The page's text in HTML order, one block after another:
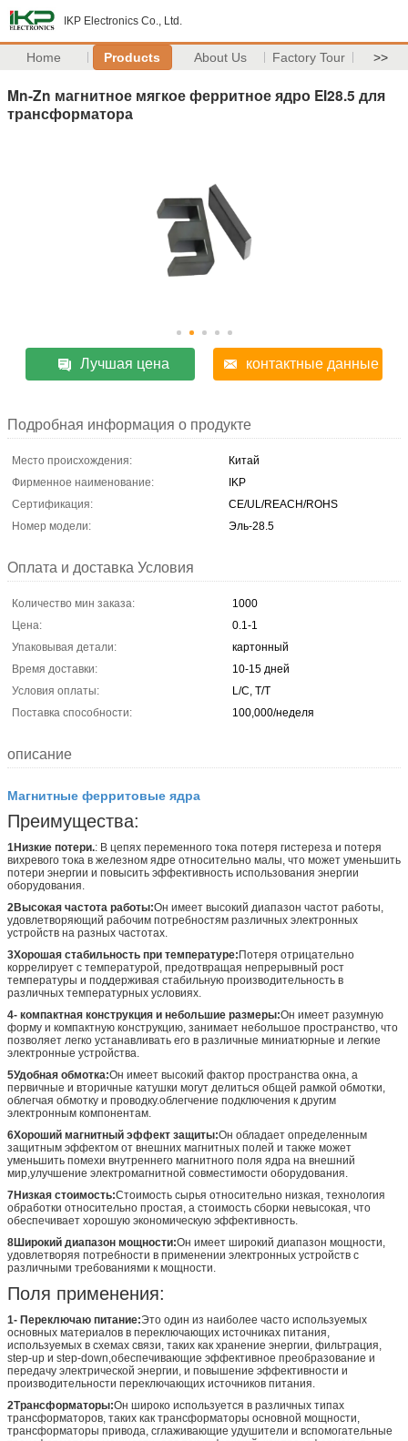
IKP Electronics Co., Ltd.
Home Products About Us Factory Tour >>
Mn-Zn магнитное мягкое ферритное ядро EI28.5 для
трансформатора
Лучшая цена контактные данные
Подробная информация о продукте
Место происхождения:
Китай
Фирменное наименование:
IKP
Сертификация:
CE/UL/REACH/ROHS
Номер модели:
Эль-28.5
Оплата и доставка Условия
Количество мин заказа:
1000
Цена:
0.1-1
Упаковывая детали:
картонный
Время доставки:
10-15 дней
Условия оплаты:
L/C, T/T
Поставка способности:
100,000/неделя
описание
Магнитные ферритовые ядра
Преимущества:
1Низкие потери.: В цепях переменного тока потеря гистереза и потеря
вихревого тока в железном ядре относительно малы, что может уменьшить
потери энергии и повысить эффективность использования энергии
оборудования.
2Высокая частота работы:Он имеет высокий диапазон частот работы,
удовлетворяющий рабочим потребностям различных электронных
устройств на разных частотах.
3Хорошая стабильность при температуре:Потеря отрицательно
коррелирует с температурой, предотвращая непрерывный рост
температуры и поддерживая стабильную производительность в
различных температурных условиях.
4- компактная конструкция и небольшие размеры:Он имеет разумную
форму и компактную конструкцию, занимает небольшое пространство, что
позволяет легко устанавливать его в различные миниатюрные и легкие
электронные устройства.
5Удобная обмотка:Он имеет высокий фактор пространства окна, а
первичные и вторичные катушки могут делиться общей рамкой обмотки,
облегчая обмотку и проводку.облегчение подключения к другим
электронным компонентам.
6Хороший магнитный эффект защиты:Он обладает определенным
защитным эффектом от внешних магнитных полей и также может
уменьшить помехи внутреннего магнитного поля ядра на внешний
мир,улучшение электромагнитной совместимости оборудования.
7Низкая стоимость:Стоимость сырья относительно низкая, технология
обработки относительно простая, а стоимость сборки невысокая, что
обеспечивает хорошую экономическую эффективность.
8Широкий диапазон мощности:Он имеет широкий диапазон мощности,
удовлетворяя потребности в применении электронных устройств с
различными требованиями к мощности.
Поля применения:
1- Переключаю питание:Это один из наиболее часто используемых
основных материалов в переключающих источниках питания,
используемых в схемах связи, таких как хранение энергии, фильтрация,
step-up и step-down,обеспечивающие эффективное преобразование и
передачу электрической энергии, и повышение эффективности и
производительности переключающих источников питания.
2Трансформаторы:Он широко используется в различных типах
трансформаторов, таких как трансформаторы основной мощности,
трансформаторы привода, сглаживающие удушители и вспомогательные